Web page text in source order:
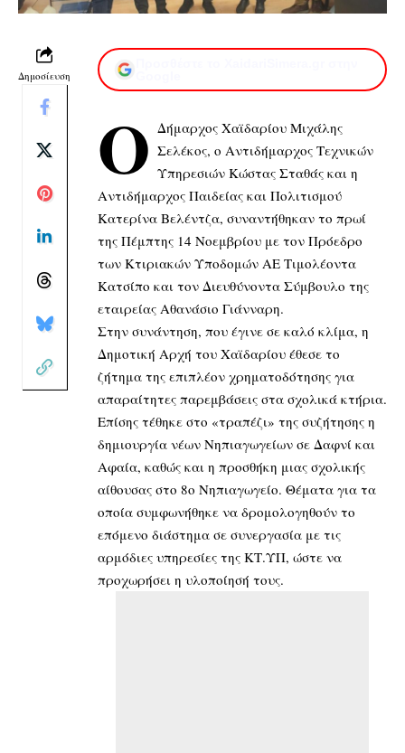
Δημοσίευση
Ο Δήμαρχος Χαϊδαρίου Μιχάλης
Σελέκος, ο Αντιδήμαρχος Τεχνικών
Υπηρεσιών Κώστας Σταθάς και η
Αντιδήμαρχος Παιδείας και Πολιτισμού
Κατερίνα Βελέντζα, συναντήθηκαν το πρωί
της Πέμπτης 14 Νοεμβρίου με τον Πρόεδρο
των Κτιριακών Υποδομών ΑΕ Τιμολέοντα
Κατσίπο και τον Διευθύνοντα Σύμβουλο της
εταιρείας Αθανάσιο Γιάνναρη.
Στην συνάντηση, που έγινε σε καλό κλίμα, η
Δημοτική Αρχή του Χαϊδαρίου έθεσε το
ζήτημα της επιπλέον χρηματοδότησης για
απαραίτητες παρεμβάσεις στα σχολικά κτήρια.
Επίσης τέθηκε στο «τραπέζι» της συζήτησης η
δημιουργία νέων Νηπιαγωγείων σε Δαφνί και
Αφαία, καθώς και η προσθήκη μιας σχολικής
αίθουσας στο 8ο Νηπιαγωγείο. Θέματα για τα
οποία συμφωνήθηκε να δρομολογηθούν το
επόμενο διάστημα σε συνεργασία με τις
αρμόδιες υπηρεσίες της ΚΤ.ΥΠ, ώστε να
προχωρήσει η υλοποίησή τους.